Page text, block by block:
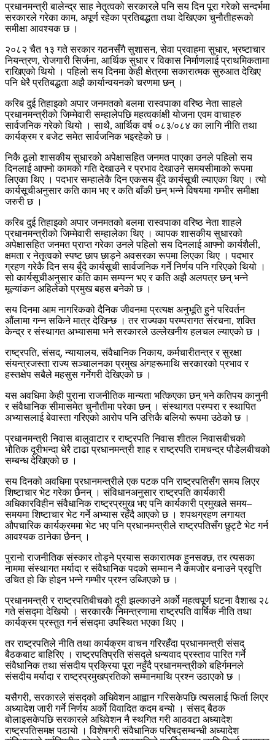
प्रधानमन्त्री बालेन्द्र साह नेतृत्वको सरकारले पनि सय दिन पूरा गरेको सन्दर्भमा
सरकारले गरेका काम, अपूर्ण रहेका प्रतिबद्धता तथा देखिएका चुनौतीहरूको
समीक्षा आवश्यक छ ।
२०८२ चैत १३ गते सरकार गठनसँगै सुशासन, सेवा प्रवाहमा सुधार, भ्रष्टाचार
नियन्त्रण, रोजगारी सिर्जना, आर्थिक सुधार र विकास निर्माणलाई प्राथमिकतामा
राखिएको थियो । पहिलो सय दिनमा केही क्षेत्रमा सकारात्मक सुरुआत देखिए
पनि धेरै प्रतिबद्धता अझै कार्यान्वयनको चरणमा छन् ।
करिब दुई तिहाइको अपार जनमतको बलमा रास्वपाका वरिष्ठ नेता साहले
प्रधानमन्त्रीको जिम्मेवारी सम्हालेपछि महत्वकांक्षी योजना एवम वाचाहरु
सार्वजनिक गरेको थियो । साथै, आर्थिक वर्ष ०८३/०८४ का लागि नीति तथा
कार्यक्रम र बजेट समेत सार्वजनिक भइरहेको छ ।
निकै ठूलो शासकीय सुधारको अपेक्षासहित जनमत पाएका उनले पहिलो सय
दिनलाई आफ्नो कामको गति देखाउने र प्रभाव देखाउने समयसीमाको रूपमा
लिएका थिए । पदभार सम्हालेकै दिन एकसय बुँदे कार्यसूची ल्याएका थिए । त्यो
कार्यसूचीअनुसार कति काम भए र कति बाँकी छन् भन्ने विषयमा गम्भीर समीक्षा
जरुरी छ ।
करिब दुई तिहाइको अपार जनमतको बलमा रास्वपाका वरिष्ठ नेता शाहले
प्रधानमन्त्रीको जिम्मेवारी सम्हालेका थिए । व्यापक शासकीय सुधारको
अपेक्षासहित जनमत प्राप्त गरेका उनले पहिलो सय दिनलाई आफ्नो कार्यशैली,
क्षमता र नेतृत्वको स्पष्ट छाप छाड्ने अवसरका रूपमा लिएका थिए । पदभार
ग्रहण गरेकै दिन सय बुँदे कार्यसूची सार्वजनिक गर्ने निर्णय पनि गरिएको थियो ।
सो कार्यसूचीअनुसार कति काम सम्पन्न भए र कति अझै अलपत्र छन् भन्ने
मूल्यांकन अहिलेको प्रमुख बहस बनेको छ ।
सय दिनमा आम नागरिकको दैनिक जीवनमा प्रत्यक्ष अनुभूति हुने परिवर्तन
औंलामा गन्न सकिने मात्र देखिन्छ । तर राज्यका परम्परागत संरचना, शक्ति
केन्द्र र संस्थागत अभ्यासमा भने सरकारले उल्लेखनीय हलचल ल्याएको छ ।
राष्ट्रपति, संसद्, न्यायालय, संवैधानिक निकाय, कर्मचारीतन्त्र र सुरक्षा
संयन्त्रजस्ता राज्य सञ्चालनका प्रमुख अंगहरूमाथि सरकारको प्रभाव र
हस्तक्षेप सबैले महसुस गर्नेगरी देखिएको छ ।
यस अवधिमा केही पुराना राजनीतिक मान्यता भत्किएका छन् भने कतिपय कानुनी
र संवैधानिक सीमासमेत चुनौतीमा परेका छन् । संस्थागत परम्परा र स्थापित
अभ्यासलाई बेवास्ता गरिएको आरोप पनि उत्तिकै बलियो रूपमा उठेको छ ।
प्रधानमन्त्री निवास बालुवाटार र राष्ट्रपति निवास शीतल निवासबीचको
भौतिक दूरीभन्दा धेरै टाढा प्रधानमन्त्री शाह र राष्ट्रपति रामचन्द्र पौडेलबीचको
सम्बन्ध देखिएको छ ।
सय दिनको अवधिमा प्रधानमन्त्रीले एक पटक पनि राष्ट्रपतिसँग समय लिएर
शिष्टाचार भेट गरेका छैनन् । संविधानअनुसार राष्ट्रपति कार्यकारी
अधिकारविहीन संवैधानिक राष्ट्रप्रमुख भए पनि कार्यकारी प्रमुखले समय–
समयमा शिष्टाचार भेट गर्ने अभ्यास रहँदै आएको छ । शपथग्रहण लगायत
औपचारिक कार्यक्रममा भेट भए पनि प्रधानमन्त्रीले राष्ट्रपतिसँग छुट्टै भेट गर्न
आवश्यक ठानेका छैनन् ।
पुरानो राजनीतिक संस्कार तोड्ने प्रयास सकारात्मक हुनसक्छ, तर त्यसका
नाममा संस्थागत मर्यादा र संवैधानिक पदको सम्मान नै कमजोर बनाउने प्रवृत्ति
उचित हो कि होइन भन्ने गम्भीर प्रश्न उब्जिएको छ ।
प्रधानमन्त्री र राष्ट्रपतिबीचको दूरी झल्काउने अर्को महत्वपूर्ण घटना वैशाख २८
गते संसद्मा देखियो । सरकारकै निमन्त्रणामा राष्ट्रपति वार्षिक नीति तथा
कार्यक्रम प्रस्तुत गर्न संसद्मा उपस्थित भएका थिए ।
तर राष्ट्रपतिले नीति तथा कार्यक्रम वाचन गरिरहँदा प्रधानमन्त्री संसद्
बैठकबाट बाहिरिए । राष्ट्रपतिप्रति संसद्ले धन्यवाद प्रस्ताव पारित गर्ने
संवैधानिक तथा संसदीय प्रक्रिया पूरा नहुँदै प्रधानमन्त्रीको बहिर्गमनले
संसदीय मर्यादा र राष्ट्रप्रमुखप्रतिको सम्मानमाथि प्रश्न उठाएको छ ।
यसैगरी, सरकारले संसद्को अधिवेशन आह्वान गरिसकेपछि त्यसलाई फिर्ता लिएर
अध्यादेश जारी गर्ने निर्णय अर्को विवादित कदम बन्यो । संसद् बैठक
बोलाइसकेपछि सरकारले अधिवेशन नै स्थगित गरी आठवटा अध्यादेश
राष्ट्रपतिसमक्ष पठायो । विशेषगरी संवैधानिक परिषद्सम्बन्धी अध्यादेश